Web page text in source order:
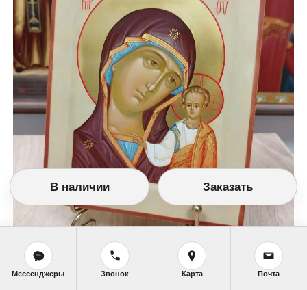
№9299. 17Х21 см, темпера, золочение нимба
В наличии Заказать
Мессенджеры Звонок Карта Почта